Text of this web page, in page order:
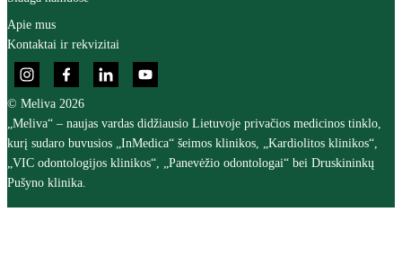
Apie mus
Kontaktai ir rekvizitai
© Meliva 2026
„Meliva“ – naujas vardas didžiausio Lietuvoje privačios medicinos tinklo,
kurį sudaro buvusios „InMedica“ šeimos klinikos, „Kardiolitos klinikos“,
„VIC odontologijos klinikos“, „Panevėžio odontologai“ bei Druskininkų
Pušyno klinika.